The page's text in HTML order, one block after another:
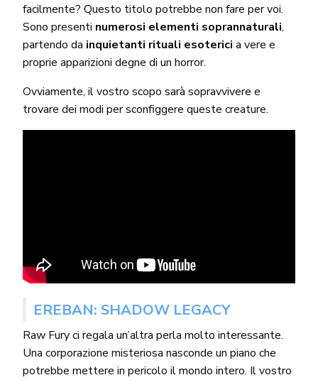
facilmente? Questo titolo potrebbe non fare per voi.
Sono presenti numerosi elementi soprannaturali,
partendo da inquietanti rituali esoterici a vere e
proprie apparizioni degne di un horror.
Ovviamente, il vostro scopo sarà sopravvivere e
trovare dei modi per sconfiggere queste creature.
EREBAN: SHADOW LEGACY
Raw Fury ci regala un’altra perla molto interessante.
Una corporazione misteriosa nasconde un piano che
potrebbe mettere in pericolo il mondo intero. Il vostro